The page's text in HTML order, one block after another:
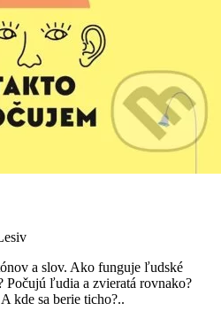
a slov. Ako funguje ľudské
Počujú ľudia a zvieratá rovnako?
kde sa berie ticho?..